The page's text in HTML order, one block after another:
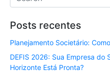
Posts recentes
Planejamento Societário:
DEFIS 2026: Sua Empresa do
Horizonte Está Pronta?